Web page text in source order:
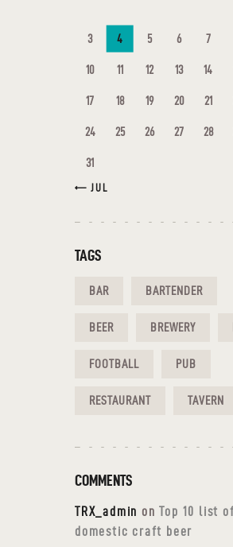
3 4 5 6 7
10 11 12 13 14
17 18 19 20 21
24 25 26 27 28
31
« JUL
TAGS
BAR BARTENDER
BEER BREWERY
FOOTBALL PUB
RESTAURANT TAVERN
COMMENTS
TRX_admin onTop 10 list of
domestic craft beer